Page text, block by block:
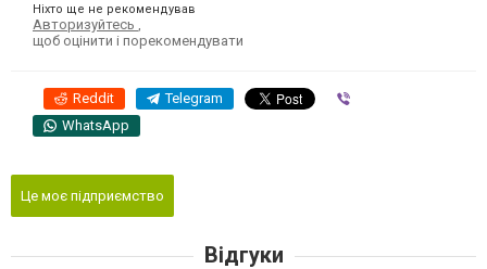
Ніхто ще не рекомендував
Авторизуйтесь
щоб оцінити і порекомендувати
Reddit Telegram
WhatsApp
Це моє підприємство
Відгуки